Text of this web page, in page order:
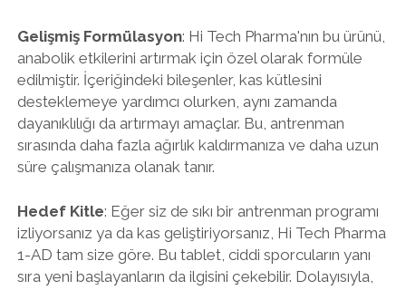
Gelişmiş Formülasyon: Hi Tech Pharma'nın bu ürünü,
anabolik etkilerini artırmak için özel olarak formüle
edilmiştir. İçeriğindeki bileşenler, kas kütlesini
desteklemeye yardımcı olurken, aynı zamanda
dayanıklılığı da artırmayı amaçlar. Bu, antrenman
sırasında daha fazla ağırlık kaldırmanıza ve daha uzun
süre çalışmanıza olanak tanır.
Hedef Kitle: Eğer siz de sıkı bir antrenman programı
izliyorsanız ya da kas geliştiriyorsanız, Hi Tech Pharma
1-AD tam size göre. Bu tablet, ciddi sporcuların yanı
sıra yeni başlayanların da ilgisini çekebilir. Dolayısıyla,